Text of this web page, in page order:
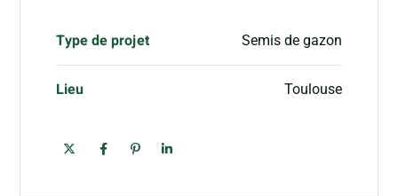
Type de projet Semis de gazon
Lieu Toulouse